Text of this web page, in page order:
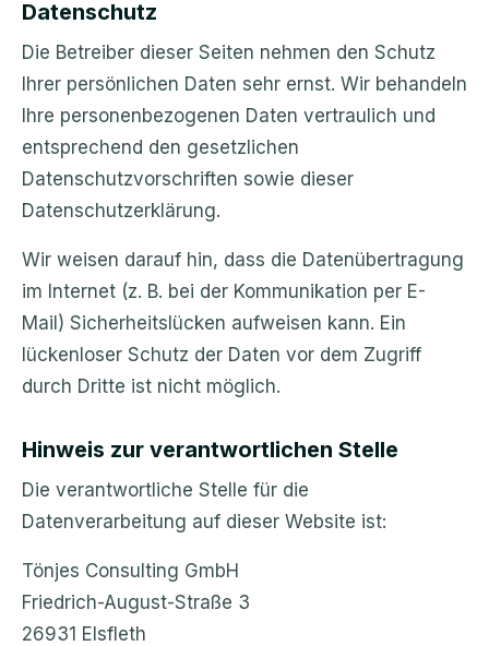
Datenschutz
Die Betreiber dieser Seiten nehmen den Schutz
Ihrer persönlichen Daten sehr ernst. Wir behandeln
Ihre personenbezogenen Daten vertraulich und
entsprechend den gesetzlichen
Datenschutzvorschriften sowie dieser
Datenschutzerklärung.
Wir weisen darauf hin, dass die Datenübertragung
im Internet (z. B. bei der Kommunikation per E-
Mail) Sicherheitslücken aufweisen kann. Ein
lückenloser Schutz der Daten vor dem Zugriff
durch Dritte ist nicht möglich.
Hinweis zur verantwortlichen Stelle
Die verantwortliche Stelle für die
Datenverarbeitung auf dieser Website ist:
Tönjes Consulting GmbH
Friedrich-August-Straße 3
26931 Elsfleth